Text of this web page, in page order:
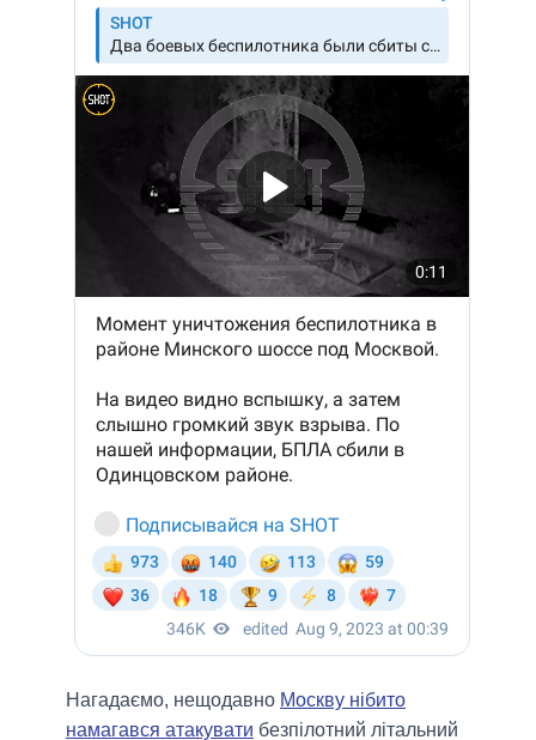
Нагадаємо, нещодавно Москву нібито
намагався атакувати безпілотний літальний